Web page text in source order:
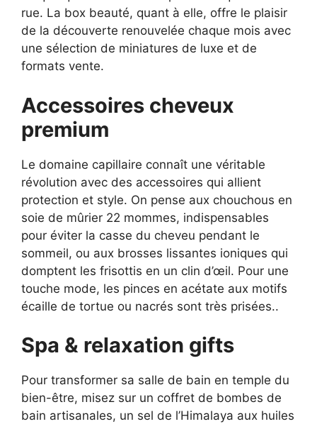
rue. La box beauté, quant à elle, offre le plaisir
de la découverte renouvelée chaque mois avec
une sélection de miniatures de luxe et de
formats vente.
Accessoires cheveux
premium
Le domaine capillaire connaît une véritable
révolution avec des accessoires qui allient
protection et style. On pense aux chouchous en
soie de mûrier 22 mommes, indispensables
pour éviter la casse du cheveu pendant le
sommeil, ou aux brosses lissantes ioniques qui
domptent les frisottis en un clin d’œil. Pour une
touche mode, les pinces en acétate aux motifs
écaille de tortue ou nacrés sont très prisées..
Spa & relaxation gifts
Pour transformer sa salle de bain en temple du
bien-être, misez sur un coffret de bombes de
bain artisanales, un sel de l’Himalaya aux huiles